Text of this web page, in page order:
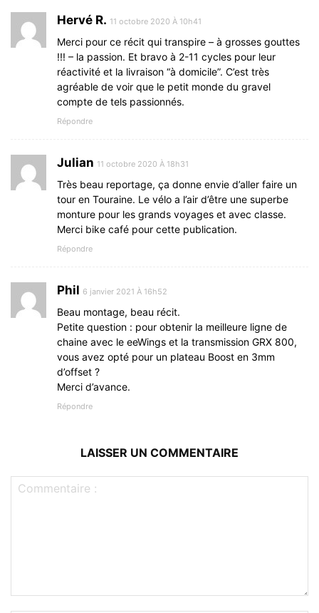
Hervé R. 11 octobre 2020 À 10h41
Merci pour ce récit qui transpire – à grosses gouttes
!!! – la passion. Et bravo à 2-11 cycles pour leur
réactivité et la livraison “à domicile”. C’est très
agréable de voir que le petit monde du gravel
compte de tels passionnés.
Répondre
Julian 11 octobre 2020 À 18h31
Très beau reportage, ça donne envie d’aller faire un
tour en Touraine. Le vélo a l’air d’être une superbe
monture pour les grands voyages et avec classe.
Merci bike café pour cette publication.
Répondre
Phil 6 janvier 2021 À 16h52
Beau montage, beau récit.
Petite question : pour obtenir la meilleure ligne de
chaine avec le eeWings et la transmission GRX 800,
vous avez opté pour un plateau Boost en 3mm
d’offset ?
Merci d’avance.
Répondre
LAISSER UN COMMENTAIRE